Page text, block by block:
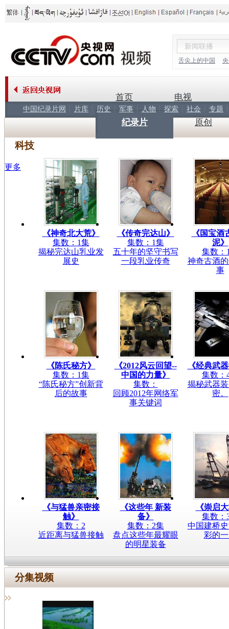
舌尖上的中国
首页 电视
纪录片
中国纪录片网 片库 历史 军事 人物 探索 社会 专题
原创
科技
更多
《神奇北大荒》
集数：1集
揭秘完达山乳业发
展史
《传奇完达山》
集数：1集
五十年的坚守书写
一段乳业传奇
《国宝酒
泥》
集数：
神奇古酒
事
《陈氏秘方》
集数：1集
“陈氏秘方”创新背
后的故事
《2012风云回望--
中国的力量》
集数：
回顾2012年网络军
事关键词
《经典武
集数：
揭秘武器
密。
《与猛兽亲密接
触》
集数：2
近距离与猛兽接触
《这些年 新装
备》
集数：2集
盘点这些年最耀眼
的明星装备
《崇启
集数：
中国建桥
彩的
分集视频